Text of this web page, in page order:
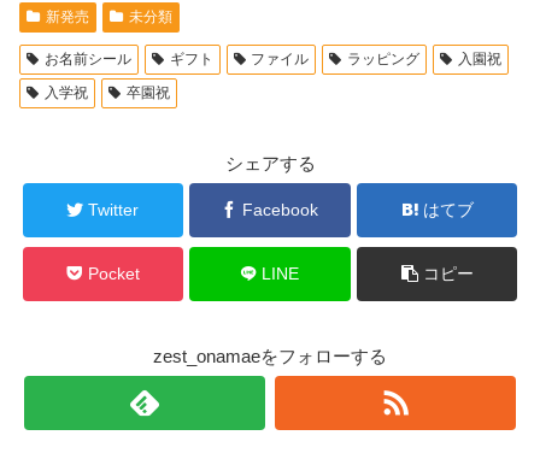
新発売 未分類
お名前シール ギフト ファイル ラッピング
入園祝
入学祝
卒園祝
シェアする
Twitter Facebook はてブ
Pocket LINE コピー
zest_onamaeをフォローする